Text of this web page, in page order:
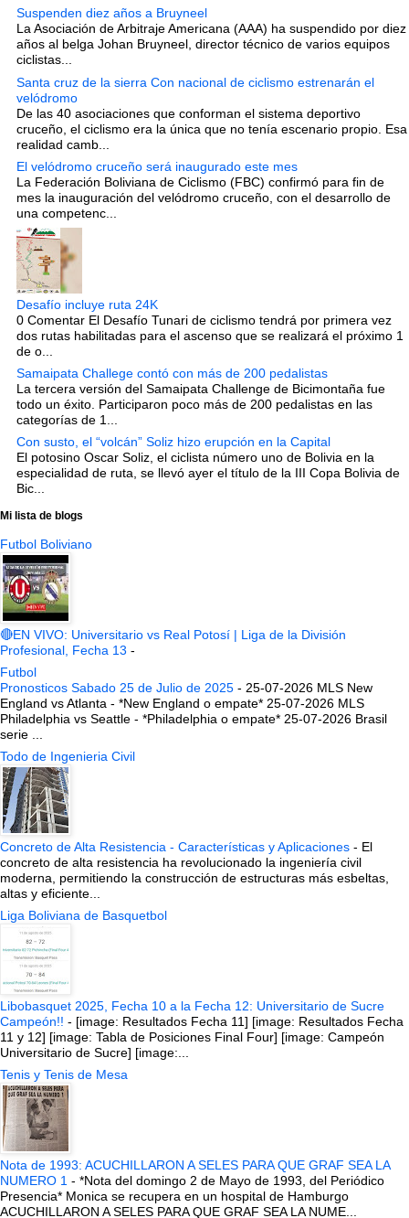
Suspenden diez años a Bruyneel
La Asociación de Arbitraje Americana (AAA) ha suspendido por diez
años al belga Johan Bruyneel, director técnico de varios equipos
ciclistas...
Santa cruz de la sierra Con nacional de ciclismo estrenarán el
velódromo
De las 40 asociaciones que conforman el sistema deportivo
cruceño, el ciclismo era la única que no tenía escenario propio. Esa
realidad camb...
El velódromo cruceño será inaugurado este mes
La Federación Boliviana de Ciclismo (FBC) confirmó para fin de
mes la inauguración del velódromo cruceño, con el desarrollo de
una competenc...
Desafío incluye ruta 24K
0 Comentar El Desafío Tunari de ciclismo tendrá por primera vez
dos rutas habilitadas para el ascenso que se realizará el próximo 1
de o...
Samaipata Challege contó con más de 200 pedalistas
La tercera versión del Samaipata Challenge de Bicimontaña fue
todo un éxito. Participaron poco más de 200 pedalistas en las
categorías de 1...
Con susto, el “volcán” Soliz hizo erupción en la Capital
El potosino Oscar Soliz, el ciclista número uno de Bolivia en la
especialidad de ruta, se llevó ayer el título de la III Copa Bolivia de
Bic...
Mi lista de blogs
Futbol Boliviano
🔴EN VIVO: Universitario vs Real Potosí | Liga de la División
Profesional, Fecha 13 -
Futbol
Pronosticos Sabado 25 de Julio de 2025 - 25-07-2026 MLS New
England vs Atlanta - *New England o empate* 25-07-2026 MLS
Philadelphia vs Seattle - *Philadelphia o empate* 25-07-2026 Brasil
serie ...
Todo de Ingenieria Civil
Concreto de Alta Resistencia - Características y Aplicaciones - El
concreto de alta resistencia ha revolucionado la ingeniería civil
moderna, permitiendo la construcción de estructuras más esbeltas,
altas y eficiente...
Liga Boliviana de Basquetbol
Libobasquet 2025, Fecha 10 a la Fecha 12: Universitario de Sucre
Campeón!! - [image: Resultados Fecha 11] [image: Resultados Fecha
11 y 12] [image: Tabla de Posiciones Final Four] [image: Campeón
Universitario de Sucre] [image:...
Tenis y Tenis de Mesa
Nota de 1993: ACUCHILLARON A SELES PARA QUE GRAF SEA LA
NUMERO 1 - *Nota del domingo 2 de Mayo de 1993, del Periódico
Presencia* Monica se recupera en un hospital de Hamburgo
ACUCHILLARON A SELES PARA QUE GRAF SEA LA NUME...